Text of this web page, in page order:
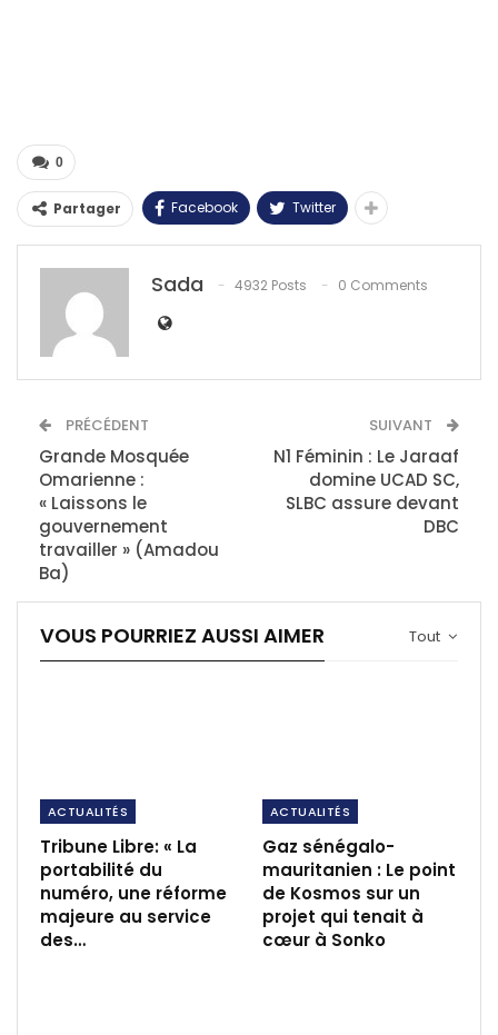
0
Partager Facebook Twitter
Sada 4932 Posts 0 Comments
PRÉCÉDENT
Grande Mosquée
Omarienne :
« Laissons le
gouvernement
travailler » (Amadou
Ba)
SUIVANT
N1 Féminin : Le Jaraaf
domine UCAD SC,
SLBC assure devant
DBC
Tout
VOUS POURRIEZ AUSSI AIMER
ACTUALITÉS
Tribune Libre: « La
portabilité du
numéro, une réforme
majeure au service
des…
ACTUALITÉS
Gaz sénégalo-
mauritanien : Le point
de Kosmos sur un
projet qui tenait à
cœur à Sonko